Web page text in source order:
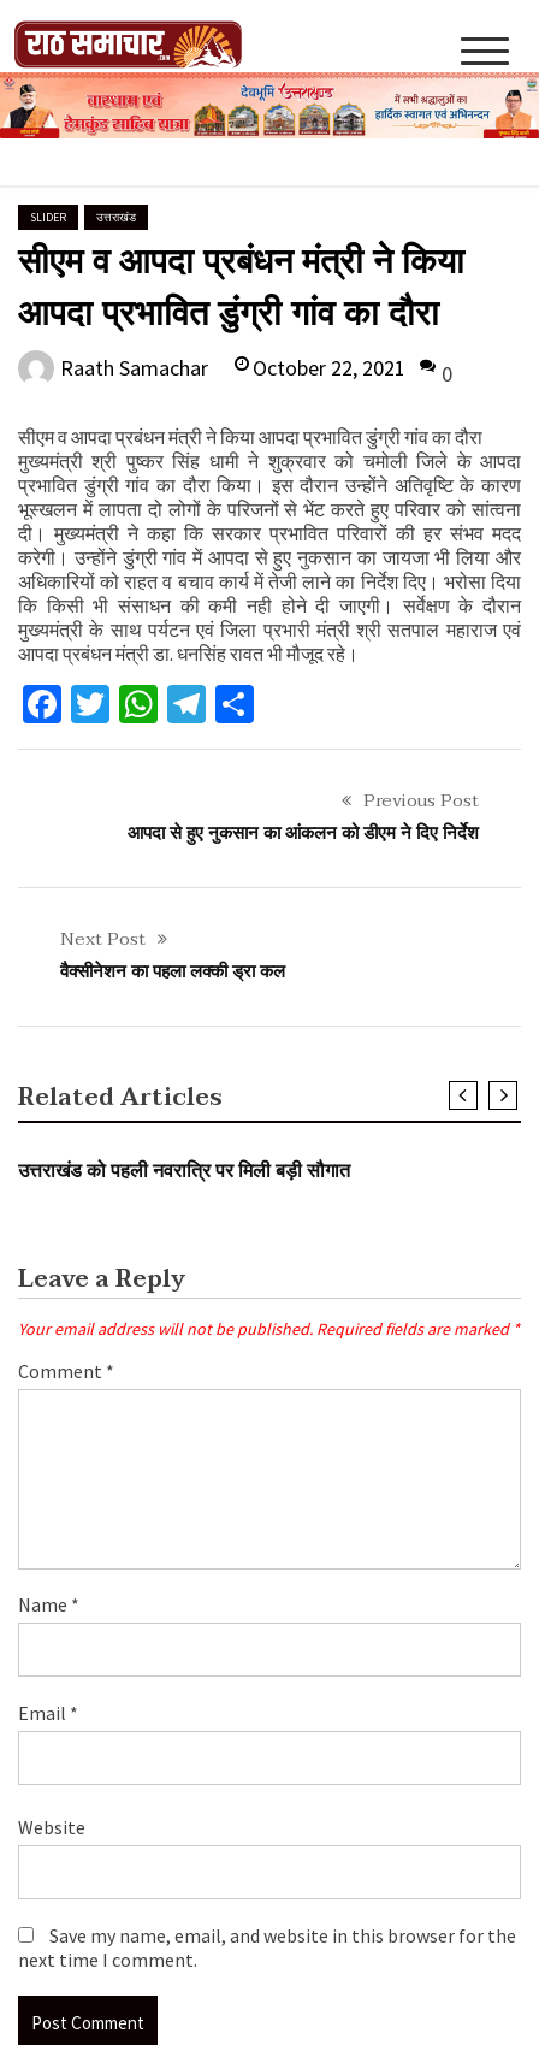
content
Raath Samachar
SLIDER उत्तराखंड
सीएम व आपदा प्रबंधन मंत्री ने किया
आपदा प्रभावित डुंग्री गांव का दौरा
Raath Samachar October 22, 2021 0
सीएम व आपदा प्रबंधन मंत्री ने किया आपदा प्रभावित डुंग्री गांव का दौरा
मुख्यमंत्री श्री पुष्कर सिंह धामी ने शुक्रवार को चमोली जिले के आपदा
प्रभावित डुंग्री गांव का दौरा किया। इस दौरान उन्होंने अतिवृष्टि के कारण
भूस्खलन में लापता दो लोगों के परिजनों से भेंट करते हुए परिवार को सांत्वना
दी। मुख्यमंत्री ने कहा कि सरकार प्रभावित परिवारों की हर संभव मदद
करेगी। उन्होंने डुंग्री गांव में आपदा से हुए नुकसान का जायजा भी लिया और
अधिकारियों को राहत व बचाव कार्य में तेजी लाने का निर्देश दिए। भरोसा दिया
कि किसी भी संसाधन की कमी नही होने दी जाएगी। सर्वेक्षण के दौरान
मुख्यमंत्री के साथ पर्यटन एवं जिला प्रभारी मंत्री श्री सतपाल महाराज एवं
आपदा प्रबंधन मंत्री डा. धनसिंह रावत भी मौजूद रहे।
Facebook
Twitter
WhatsApp
Telegram
Previous Post
आपदा से हुए नुकसान का आंकलन को डीएम ने दिए निर्देश
Next Post
वैक्सीनेशन का पहला लक्की ड्रा कल
Related Articles
उत्तराखंड को पहली नवरात्रि पर मिली बड़ी सौगात
Leave a Reply
Your email address will not be published. Required fields are marked *
Comment *
Name *
Email *
Website
Save my name, email, and website in this browser for the
next time I comment.